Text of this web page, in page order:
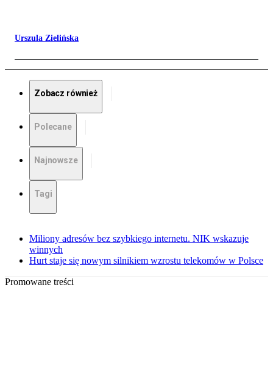
Urszula Zielińska
Zobacz również
Polecane
Najnowsze
Tagi
Miliony adresów bez szybkiego internetu. NIK wskazuje
winnych
Hurt staje się nowym silnikiem wzrostu telekomów w Polsce
Promowane treści